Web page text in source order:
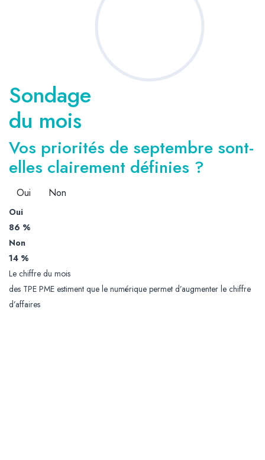
Sondage
du mois
Vos priorités de septembre sont-
elles clairement définies ?
Oui Non
Oui
86 %
Non
14 %
Le chiffre du mois
des TPE PME estiment que le numérique permet d’augmenter le chiffre
d’affaires